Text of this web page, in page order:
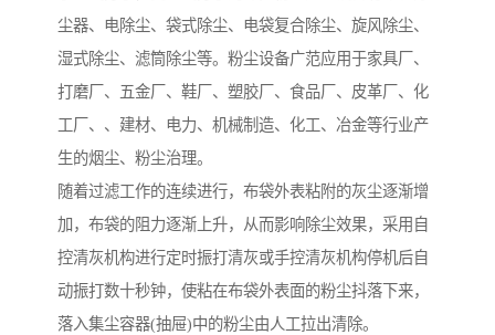
尘器、电除尘、袋式除尘、电袋复合除尘、旋风除尘、
湿式除尘、滤筒除尘等。粉尘设备广范应用于家具厂、
打磨厂、五金厂、鞋厂、塑胶厂、食品厂、皮革厂、化
工厂、、建材、电力、机械制造、化工、冶金等行业产
生的烟尘、粉尘治理。
随着过滤工作的连续进行，布袋外表粘附的灰尘逐渐增
加，布袋的阻力逐渐上升，从而影响除尘效果，采用自
控清灰机构进行定时振打清灰或手控清灰机构停机后自
动振打数十秒钟，使粘在布袋外表面的粉尘抖落下来，
落入集尘容器(抽屉)中的粉尘由人工拉出清除。